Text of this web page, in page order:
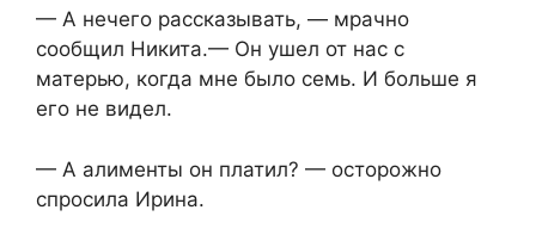
— А нечего рассказывать, — мрачно
сообщил Никита.— Он ушел от нас с
матерью, когда мне было семь. И больше я
его не видел.
— А алименты он платил? — осторожно
спросила Ирина.